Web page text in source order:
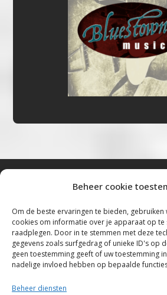
Beheer cookie
Om de beste ervaringen te bieden,
cookies om informatie over je apparaat op te
raadplegen. Door in te stemmen met deze
gegevens zoals surfgedrag of unieke ID's op
geen toestemming geeft of uw toestemming
nadelige invloed hebben op bepaalde
Beheer diensten
“Voor de mooiste Blues,
Americana”
Copyright 2019 – 2026